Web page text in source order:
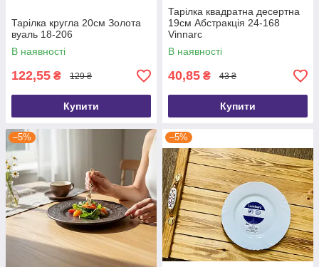
Тарілка кругла 20см Золота
вуаль 18-206
В наявності
122,55 ₴ 129 ₴
Купити
Тарілка квадратна десертна
19см Абстракція 24-168
Vinnarc
В наявності
40,85 ₴ 43 ₴
Купити
–5% –5%